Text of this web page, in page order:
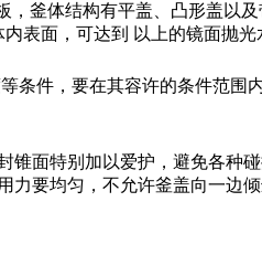
釜体结构有平盖、凸形盖以
表面，可达到 以上的镜面抛
条件，要在其容许的条件范围内
面特别加以爱护，避免各种
要均匀，不允许釜盖向一边